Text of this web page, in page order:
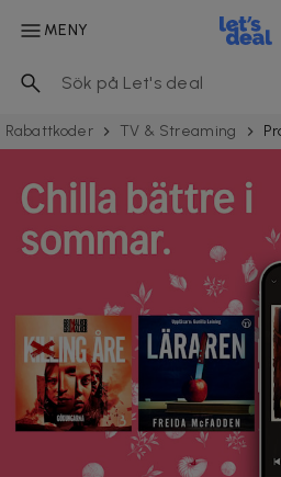
MENY
Rabattkoder TV & Streaming